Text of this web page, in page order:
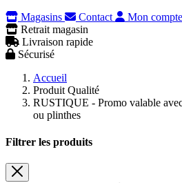
Magasins
Contact
Mon compte
Retrait magasin
Livraison rapide
Sécurisé
Accueil
Produit Qualité
RUSTIQUE - Promo valable
ou plinthes
Filtrer les produits